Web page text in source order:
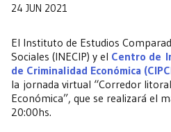
24 JUN 2021
El Instituto de Estudios
Sociales (INECIP) y el Centro de
de Criminalidad Económica
la jornada virtual “Corredor
Económica”, que se realizará el
20:00hs.